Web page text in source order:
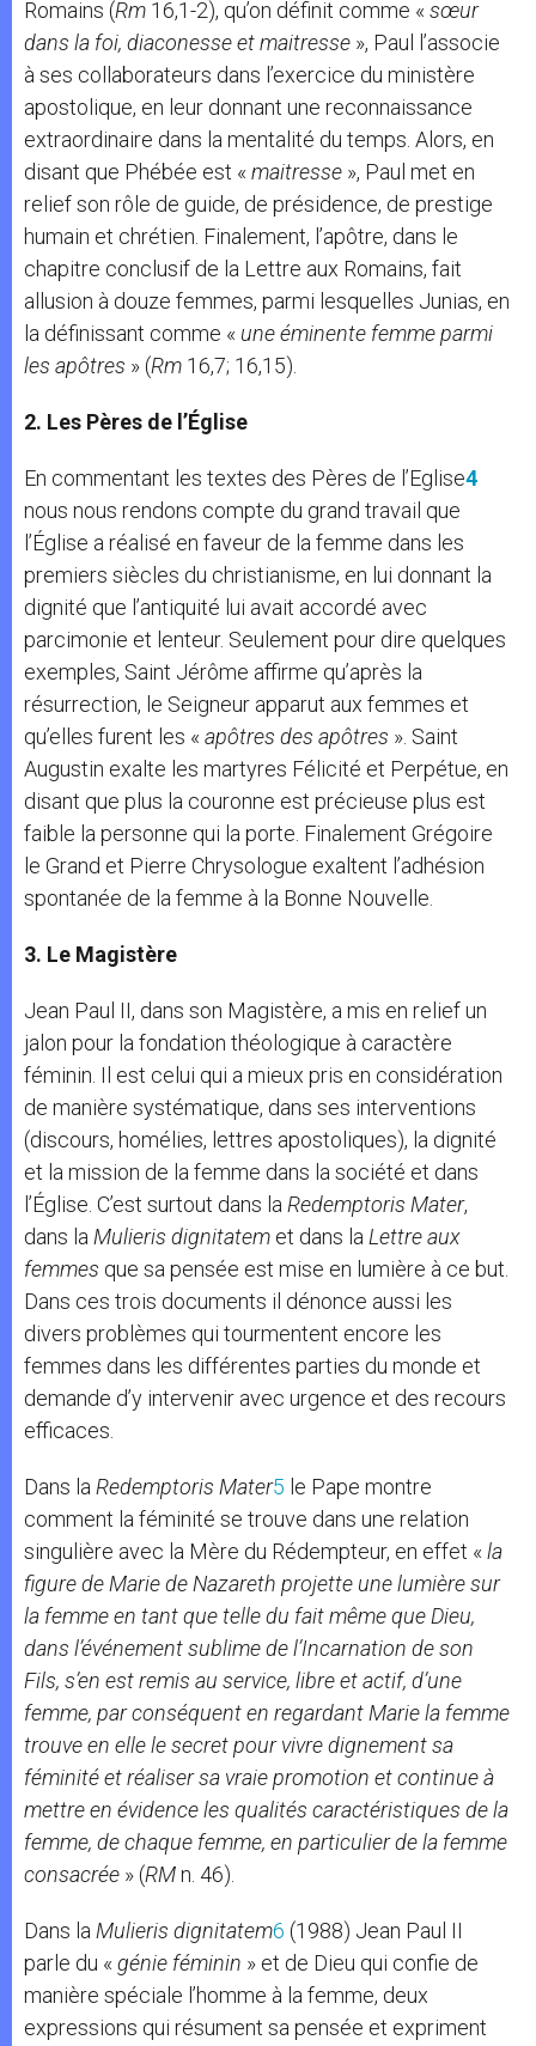
Romains (Rm 16,1-2), qu’on définit comme « sœur
dans la foi, diaconesseet maitresse », Paul l’associe
à ses collaborateurs dans l’exercice du ministère
apostolique, en leur donnant une reconnaissance
extraordinaire dans la mentalité du temps. Alors, en
disant que Phébée est « maitresse », Paul met en
relief son rôle de guide, de présidence, de prestige
humain et chrétien. Finalement, l’apôtre, dans le
chapitre conclusif de la Lettre aux Romains, fait
allusion à douze femmes, parmi lesquelles Junias, en
la définissant comme « une éminente femme parmi
les apôtres » (Rm 16,7; 16,15).
2. Les Pères de l’Église
En commentant les textes des Pères de l’Eglise4
nous nous rendons compte du grand travail que
l’Église a réalisé en faveur de la femme dans les
premiers siècles du christianisme, en lui donnant la
dignité que l’antiquité lui avait accordé avec
parcimonie et lenteur. Seulement pour dire quelques
exemples, Saint Jérôme affirme qu’après la
résurrection, le Seigneur apparut aux femmes et
qu’elles furent les « apôtres des apôtres ». Saint
Augustin exalte les martyres Félicité et Perpétue, en
disant que plus la couronne est précieuse plus est
faible la personne qui la porte. Finalement Grégoire
le Grand et Pierre Chrysologue exaltent l’adhésion
spontanée de la femme à la Bonne Nouvelle.
3. Le Magistère
Jean Paul II, dans son Magistère, a mis en relief un
jalon pour la fondation théologique à caractère
féminin. Il est celui qui a mieux pris en considération
de manière systématique, dans ses interventions
(discours, homélies, lettres apostoliques), la dignité
et la mission de la femme dans la société et dans
l’Église. C’est surtout dans la Redemptoris Mater,
dans la Mulieris dignitatem et dans la Lettre aux
femmes que sa pensée est mise en lumière à ce but.
Dans ces trois documents il dénonce aussi les
divers problèmes qui tourmentent encore les
femmes dans les différentes parties du monde et
demande d’y intervenir avec urgence et des recours
efficaces.
Dans la Redemptoris Mater5 le Pape montre
comment la féminité se trouve dans une relation
singulière avec la Mère du Rédempteur, en effet « la
figure de Marie de Nazareth projette une lumière sur
la femme en tant que telledu fait même que Dieu,
dans l’événement sublime de l’Incarnation de son
Fils, s’en est remis au service, libre et actif, d’une
femme, par conséquent en regardant Marie la femme
trouve en elle le secret pour vivre dignement sa
féminité et réaliser sa vraie promotion et continue à
mettre en évidence les qualités caractéristiques de la
femme, de chaque femme, en particulier de la femme
consacrée » (RMn. 46).
Dans la Mulieris dignitatem6 (1988) Jean Paul II
parle du « génie féminin » et de Dieu qui confie de
manière spéciale l’homme à la femme, deux
expressions qui résument sa pensée et expriment